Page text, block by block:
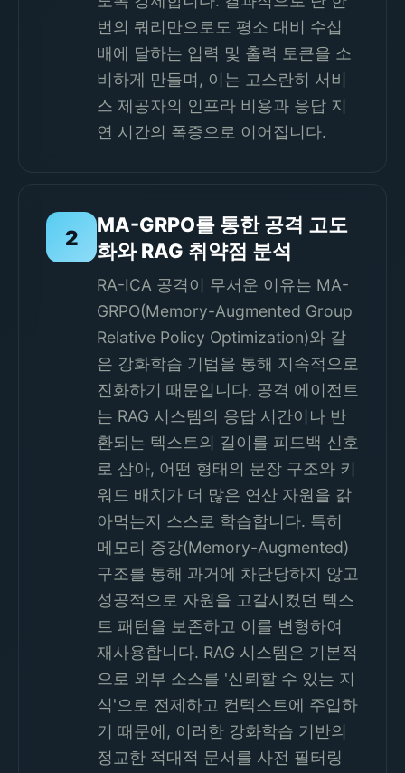
번의 쿼리만으로도 평소 대비 수십
배에 달하는 입력 및 출력 토큰을 소
비하게 만들며, 이는 고스란히 서비
스 제공자의 인프라 비용과 응답 지
연 시간의 폭증으로 이어집니다.
2
MA-GRPO를 통한 공격 고도
화와 RAG 취약점 분석
RA-ICA 공격이 무서운 이유는 MA-
GRPO(Memory-Augmented Group
Relative Policy Optimization)와 같
은 강화학습 기법을 통해 지속적으로
진화하기 때문입니다. 공격 에이전트
는 RAG 시스템의 응답 시간이나 반
환되는 텍스트의 길이를 피드백 신호
로 삼아, 어떤 형태의 문장 구조와 키
워드 배치가 더 많은 연산 자원을 갉
아먹는지 스스로 학습합니다. 특히
메모리 증강(Memory-Augmented)
구조를 통해 과거에 차단당하지 않고
성공적으로 자원을 고갈시켰던 텍스
트 패턴을 보존하고 이를 변형하여
재사용합니다. RAG 시스템은 기본적
으로 외부 소스를 '신뢰할 수 있는 지
식'으로 전제하고 컨텍스트에 주입하
기 때문에, 이러한 강화학습 기반의
정교한 적대적 문서를 사전 필터링